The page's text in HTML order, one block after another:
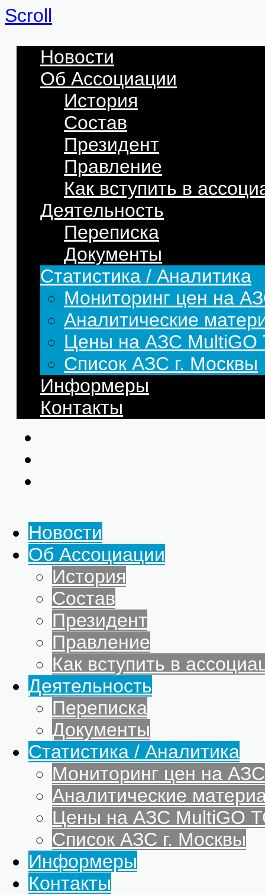
Scroll
Новости
Об Ассоциации
История
Состав
Президент
Правление
Как вступить в
Деятельность
Переписка
Документы
Статистика / Аналитика
Мониторинг цен на
Аналитические
Цены на АЗС
Список АЗС г. Москвы
Информеры
Контакты
Новости
Об Ассоциации
История
Состав
Президент
Правление
Как вступить в
Деятельность
Переписка
Документы
Статистика / Аналитика
Мониторинг цен на
Аналитические
Цены на АЗС MultiGO
Список АЗС г. Москвы
Информеры
Контакты